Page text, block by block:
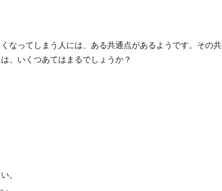
なってしまう人には、ある共通点があるようです。その共
、いくつあてはまるでしょうか？
。